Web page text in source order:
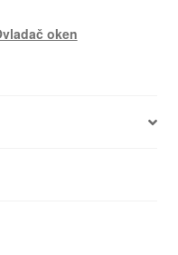
oken